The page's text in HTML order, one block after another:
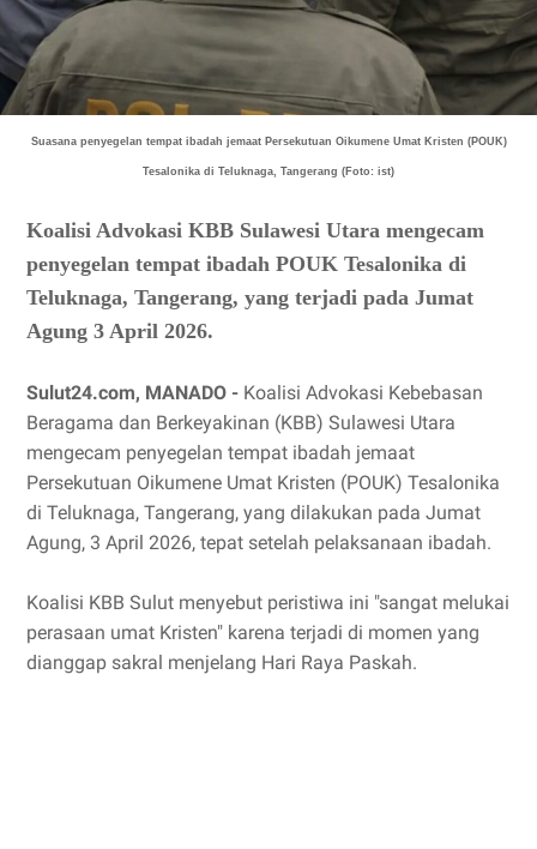
Suasana penyegelan tempat ibadah jemaat Persekutuan Oikumene Umat Kristen (POUK)
Tesalonika di Teluknaga, Tangerang (Foto: ist)
Koalisi Advokasi KBB Sulawesi Utara mengecam
penyegelan tempat ibadah POUK Tesalonika di
Teluknaga, Tangerang, yang terjadi pada Jumat
Agung 3 April 2026.
Sulut24.com, MANADO - Koalisi Advokasi Kebebasan
Beragama dan Berkeyakinan (KBB) Sulawesi Utara
mengecam penyegelan tempat ibadah jemaat
Persekutuan Oikumene Umat Kristen (POUK) Tesalonika
di Teluknaga, Tangerang, yang dilakukan pada Jumat
Agung, 3 April 2026, tepat setelah pelaksanaan ibadah.
Koalisi KBB Sulut menyebut peristiwa ini "sangat melukai
perasaan umat Kristen" karena terjadi di momen yang
dianggap sakral menjelang Hari Raya Paskah.